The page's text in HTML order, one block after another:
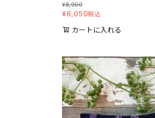
¥8,900
¥6,050税込
カートに入れる